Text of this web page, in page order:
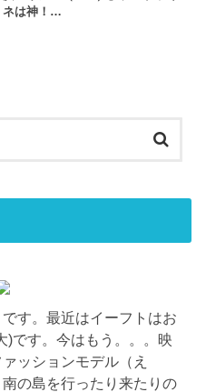
ネは神！…
す。最近はイーフトはお
)です。今はもう。。。映
ッションモデル（え
の島を行ったり来たりの